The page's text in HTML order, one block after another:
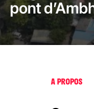
pont
A PROPOS